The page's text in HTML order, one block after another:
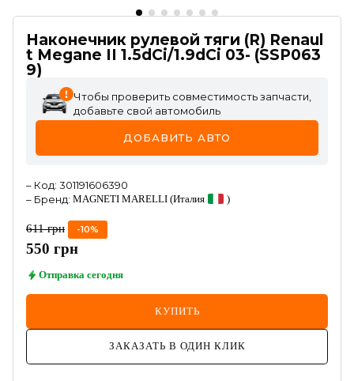
Наконечник рулевой тяги (R) Renaul
t Megane II 1.5dCi/1.9dCi 03- (SSP063
9)
Чтобы проверить совместимость запчасти,
добавьте свой автомобиль
ДОБАВИТЬ АВТО
– Код: 301191606390
– Бренд: MAGNETI MARELLI (Италия )
611 грн -10%
550 грн
Отправка сегодня
КУПИТЬ
ЗАКАЗАТЬ В ОДИН КЛИК